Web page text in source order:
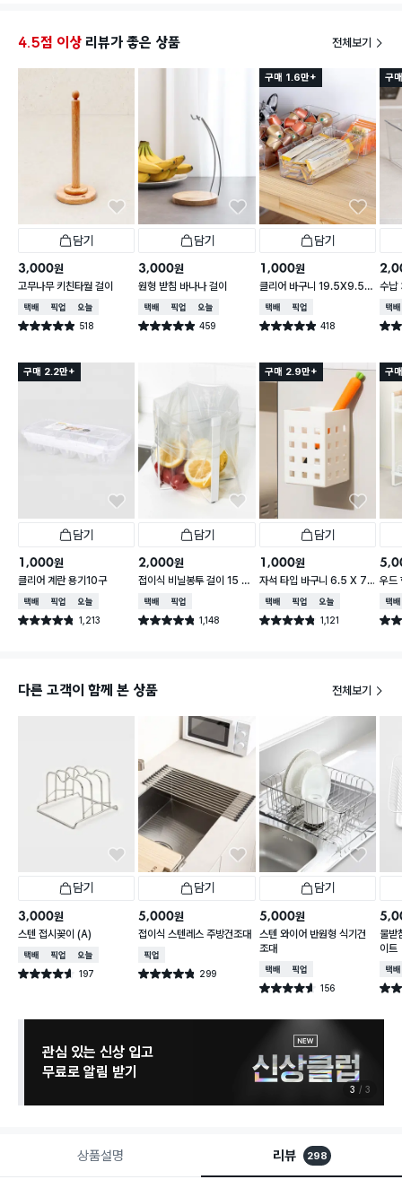
4.5점 이상 리뷰가 좋은 상품 전체보기
담기
3,000원
고무나무 키친타월 걸이
택배배송매장픽업오늘배송
별점 4.9점 518
건 작성
담기
3,000원
원형 받침 바나나 걸이
택배배송매장픽업오늘배송
별점 4.9점 459
건 작성
구매 1.6만+
담기
1,000원
클리어 바구니 19.5X9.5X
6.2cm
택배배송매장픽업
별점 4.9점 418
건 작성
구
수
택배
별점
구매 2.2만+
담기
1,000원
클리어 계란 용기10구
택배배송매장픽업오늘배송
별점 4.8점 1,213
건 작성
담기
2,000원
접이식 비닐봉투 걸이 15 X
16.5 cm
택배배송매장픽업
별점 4.8점 1,148
건 작성
구매 2.9만+
담기
1,000원
자석 타입 바구니 6.5 X 7.
5 X 10 cm
택배배송매장픽업오늘배송
별점 4.8점 1,121
건 작성
구
우드
택배
별점
다른 고객이 함께 본 상품 전체보기
담기
3,000원
스텐 접시꽂이 (A)
택배배송매장픽업오늘배송
별점 4.6점 197
건 작성
담기
5,000원
접이식 스텐레스 주방건조대
매장픽업
별점 4.8점 299
건 작성
담기
5,000원
스텐 와이어 반원형 식기건
조대
택배배송매장픽업
별점 4.6점 156
건 작성
물받
이트
택배
별점
관심 있는 신상 입고
무료로 알림 받기
3 3
상품설명 리뷰 298